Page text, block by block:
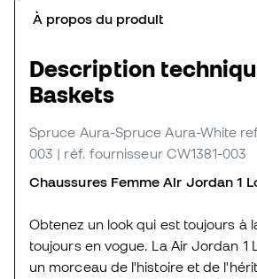
À propos du produit
Description
Baskets
Spruce Aura-Spruce Aura-White
003 | réf. fournisseur CW1381-003
Chaussures Femme Air Jordan 1
Obtenez un look qui est toujours à
toujours en vogue. La Air Jordan 1
un morceau de l'histoire et de